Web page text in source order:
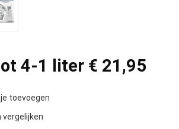
4-1 liter € 21,95
toevoegen
vergelijken